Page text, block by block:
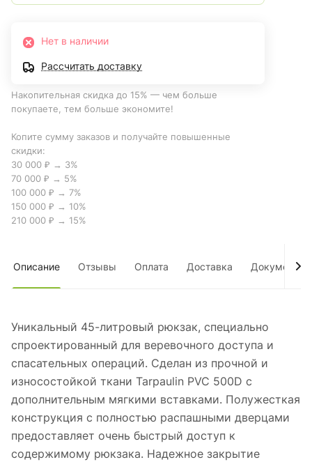
Нет в наличии
Рассчитать доставку
Накопительная скидка до 15% — чем больше
покупаете, тем больше экономите!
Копите сумму заказов и получайте повышенные
скидки:
30 000 ₽ → 3%
70 000 ₽ → 5%
100 000 ₽ → 7%
150 000 ₽ → 10%
210 000 ₽ → 15%
Описание Отзывы Оплата Доставка Документы
Уникальный 45-литровый рюкзак, специально
спроектированный для веревочного доступа и
спасательных операций. Сделан из прочной и
износостойкой ткани Tarpaulin PVC 500D с
дополнительным мягкими вставками. Полужесткая
конструкция с полностью распашными дверцами
предоставляет очень быстрый доступ к
содержимому рюкзака. Надежное закрытие